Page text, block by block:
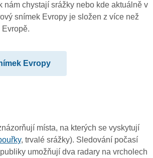
nám chystají srážky nebo kde aktuálně v
snímek Evropy je složen z více než
Evropy
místa, na kterých se vyskytují
, trvalé srážky). Sledování počasí
umožňují dva radary na vrcholech